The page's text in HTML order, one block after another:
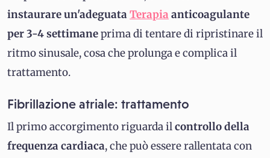
instaurare un'adeguataTerapia anticoagulante
per 3-4 settimaneprima di tentare di ripristinare il
ritmo sinusale, cosa che prolunga e complica il
trattamento.
Fibrillazione atriale: trattamento
Il primo accorgimento riguarda ilcontrollo della
frequenza cardiaca, che può essere rallentata con